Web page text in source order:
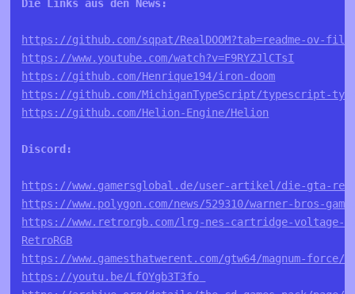
Die Links aus den News:
https://github.com/sqpat/RealDOOM?tab=readme-ov-file
https://www.youtube.com/watch?v=F9RYZJlCTsI
https://github.com/Henrique194/iron-doom
https://github.com/MichiganTypeScript/typescript-
https://github.com/Helion-Engine/Helion
Discord:
https://www.gamersglobal.de/user-artikel/die-gta-
https://www.polygon.com/news/529310/warner-bros-
https://www.retrorgb.com/lrg-nes-cartridge-voltage-
RetroRGB
https://www.gamesthatwerent.com/gtw64/magnum-force/
https://youtu.be/LfOYgb3T3fo